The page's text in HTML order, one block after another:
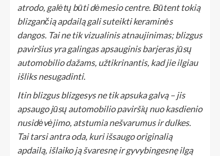
atrodo, galėtų būti dėmesio centre. Būtent tokią
blizgančią apdailą gali suteikti keraminės
dangos. Tai ne tik vizualinis atnaujinimas; blizgus
paviršius yra galingas apsauginis barjeras jūsų
automobilio dažams, užtikrinantis, kad jie ilgiau
išliks nesugadinti.
Itin blizgus blizgesys ne tik apsuka galvą – jis
apsaugo jūsų automobilio paviršių nuo kasdienio
nusidėvėjimo, atstumia nešvarumus ir dulkes.
Tai tarsi antra oda, kuri išsaugo originalią
apdailą, išlaiko ją švaresnę ir gyvybingesnę ilgą